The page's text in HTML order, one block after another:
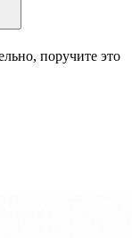
поручите это